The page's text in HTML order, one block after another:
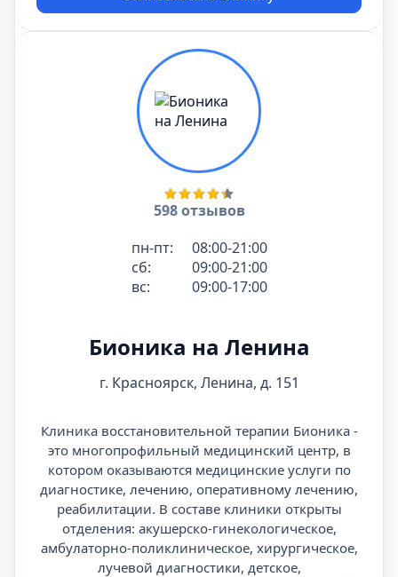
598 отзывов
пн-пт:
08:00-21:00
сб:
09:00-21:00
вс:
09:00-17:00
Бионика на Ленина
г. Красноярск, Ленина, д. 151
Клиника восстановительной терапии Бионика -
это многопрофильный медицинский центр, в
котором оказываются медицинские услуги по
диагностике, лечению, оперативному лечению,
реабилитации. В составе клиники открыты
отделения: акушерско-гинекологическое,
амбулаторно-поликлиническое, хирургическое,
лучевой диагностики, детское,